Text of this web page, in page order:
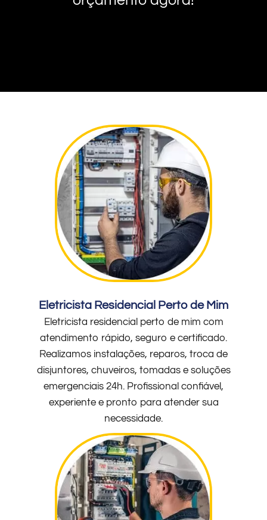
Eletricista Residencial Perto de Mim
Eletricista residencial perto de mim com
atendimento rápido, seguro e certificado.
Realizamos instalações, reparos, troca de
disjuntores, chuveiros, tomadas e soluções
emergenciais 24h. Profissional confiável,
experiente e pronto para atender sua
necessidade.